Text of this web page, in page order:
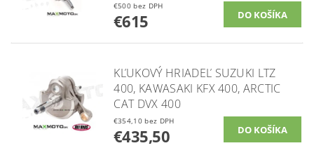
€500 bez DPH
€615
KĽUKOVÝ HRIADEĽ SUZUKI LTZ
400, KAWASAKI KFX 400, ARCTIC
CAT DVX 400
€354,10 bez DPH
€435,50